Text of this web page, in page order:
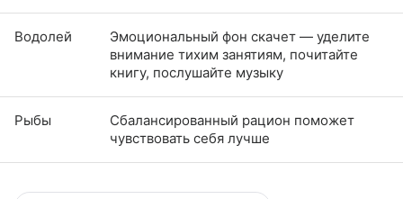
Водолей
Эмоциональный фон скачет — уделите
внимание тихим занятиям, почитайте
книгу, послушайте музыку
Рыбы
Сбалансированный рацион поможет
чувствовать себя лучше